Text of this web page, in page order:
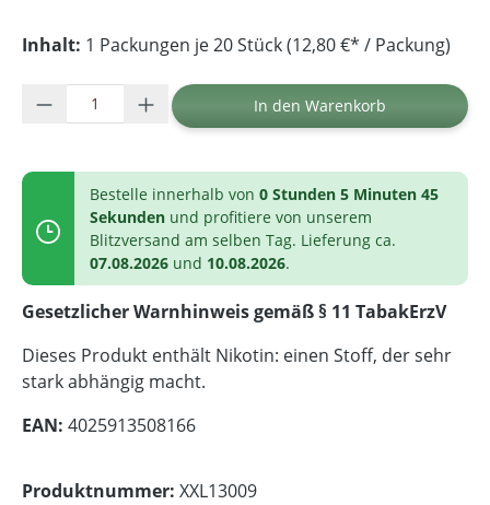
Inhalt: 1 Packungen je 20 Stück (12,80 €* / Packung)
Produkt Anzahl: Gib den gewünschten
In den Warenkorb
Bestelle innerhalb von 0 Stunden 5 Minuten 44
Sekunden und profitiere von unserem
Blitzversand am selben Tag. Lieferung ca.
07.08.2026 und 10.08.2026.
Gesetzlicher Warnhinweis gemäß § 11 TabakErzV
Dieses Produkt enthält Nikotin: einen Stoff, der sehr
stark abhängig macht.
EAN: 4025913508166
Produktnummer: XXL13009